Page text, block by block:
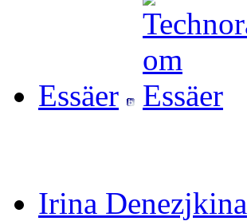
Essäer
Irina Denezjkina